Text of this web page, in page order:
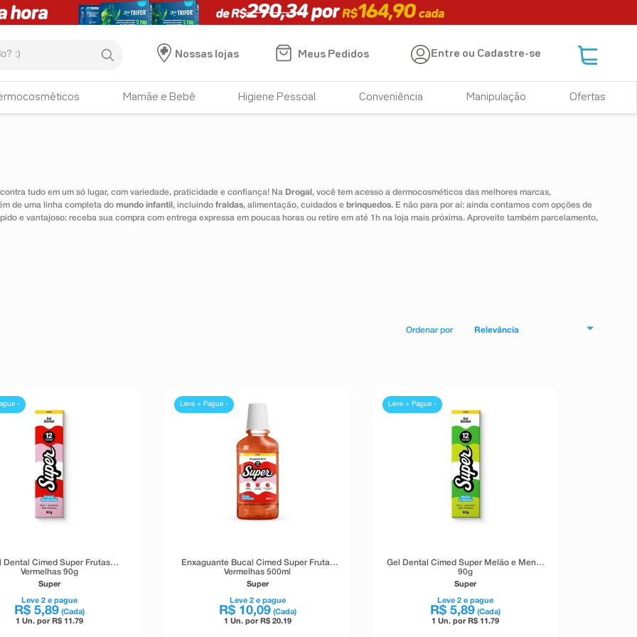
Nossas lojas
Meus Pedidos Entre ou Cadastre-se
Mamãe e Bebê Higiene Pessoal Conveniência Manipulação Ofertas
tudo em um só lugar, com variedade, praticidade e confiança! Na Drogal , você tem acesso a dermocosméticos das melhores marcas,
de uma linha completa do mundo infantil , incluindo fraldas, alimentação, cuidados e brinquedos. E não para por aí: ainda contamos com opções de
e vantajoso: receba sua compra com entrega expressa em poucas horas ou retire em até 1h na loja mais próxima. Aproveite também parcelamento,
Relevância
-
Dental Cimed Super Frutas
Vermelhas 90g
Super
Leve 2e pague
R$ 5,89 (Cada)
1 Un. por R$ 11.79
Leve + Pague -
Enxaguante Bucal Cimed Super Frutas
Vermelhas 500ml
Super
Leve 2e pague
R$ 10,09 (Cada)
1 Un. por R$ 20.19
Leve + Pague -
Gel Dental Cimed Super Melão e Menta
90g
Super
Leve2 e pague
R$ 5,89 (Cada)
1 Un. por R$11.79